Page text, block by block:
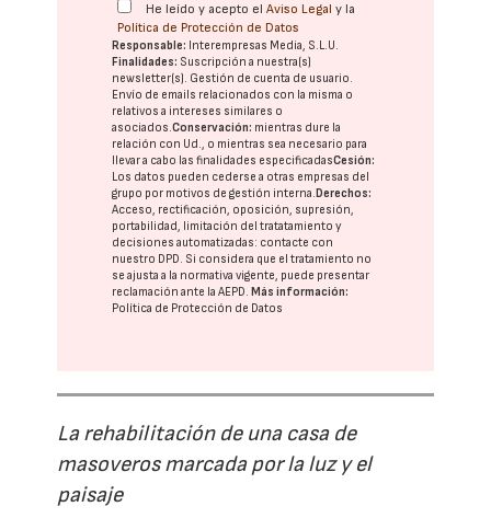
He leído y acepto elAviso Legal y la
Política de Protección de Datos
Responsable: Interempresas Media, S.L.U.
Finalidades: Suscripción a nuestra(s)
newsletter(s). Gestión de cuenta de usuario.
Envío de emails relacionados con la misma o
relativos a intereses similares o
asociados.Conservación: mientras dure la
relación con Ud., o mientras sea necesario para
llevar a cabo las finalidades especificadasCesión:
Los datos pueden cederse a otras empresas del
grupo por motivos de gestión interna. Derechos:
Acceso, rectificación, oposición, supresión,
portabilidad, limitación del tratatamiento y
decisiones automatizadas: contacte con
nuestro DPD. Si considera que el tratamiento no
se ajusta a la normativa vigente, puede presentar
reclamación ante laAEPD. Más información:
Política de Protección de Datos
La rehabilitación de una casa de
masoveros marcada por la luz y el
paisaje